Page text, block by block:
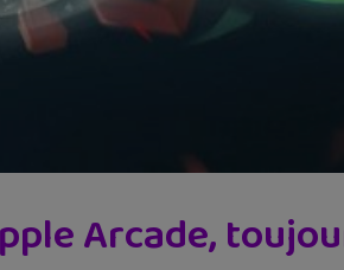
Arcade,